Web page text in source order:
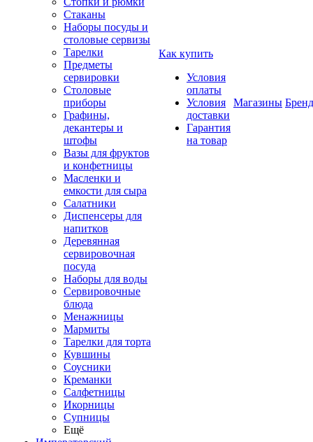
Стаканы
Наборы посуды и
столовые сервизы
Тарелки
Предметы
сервировки
Столовые
приборы
Графины,
декантеры и
штофы
Вазы для фруктов
и конфетницы
Масленки и
емкости для сыра
Салатники
Диспенсеры для
напитков
Деревянная
сервировочная
посуда
Наборы для воды
Сервировочные
блюда
Менажницы
Мармиты
Тарелки для торта
Кувшины
Соусники
Креманки
Салфетницы
Икорницы
Супницы
Ещё
Как купить
Условия
оплаты
Условия
доставки
Гарантия
на товар
Магазины